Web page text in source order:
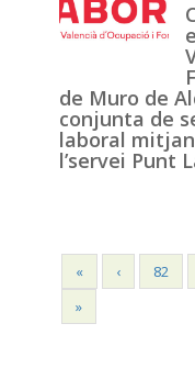
de Muro de
conjunta de
laboral
l’servei Punt
« ‹ 82
»